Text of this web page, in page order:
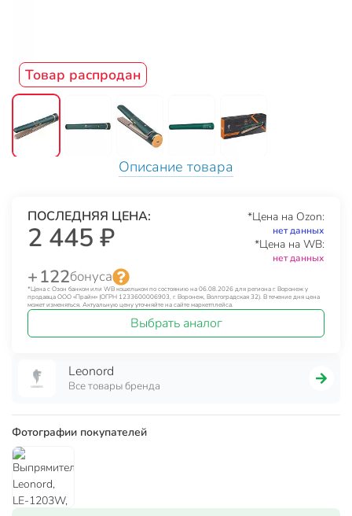
Товар распродан
Описание товара
ПОСЛЕДНЯЯ ЦЕНА:
2 445 ₽
*Цена на Ozon:
нет данных
*Цена на WB:
нет данных
+ 122бонуса
*Цена с Озон банком или WB кошельком по состоянию на 06.08.2026 для региона г. Воронеж у
продавца ООО «Прайм» (ОГРН 1233600006903, г. Воронеж, Волгоградская 32). В течение дня цена
может изменяться. Актуальную цену уточняйте на сайте маркетплейса.
Выбрать аналог
Leonord
Все товары бренда
Фотографии покупателей